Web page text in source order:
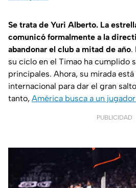
Se trata de Yuri Alberto. La
comunicó formalmente a la
abandonar el club a mitad de año.
su ciclo en el Timao ha cumplido
principales. Ahora, su mirada
internacional para dar el gran
tanto, América busca a un
PUBLICIDAD